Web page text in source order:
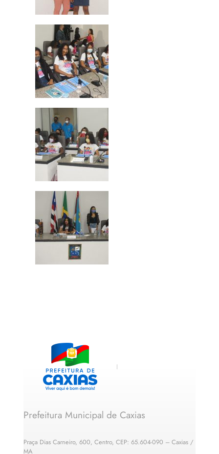
Prefeitura Municipal de Caxias
Praça Dias Carneiro, 600, Centro, CEP: 65.604-090 – Caxias /
MA